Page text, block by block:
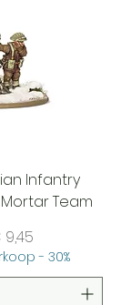
Infantry
Team
- 30%